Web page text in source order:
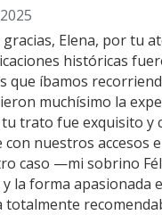
gracias, Elena, por tu
históricas
que íbamos
muchísimo la
tu trato fue exquisito y
con nuestros accesos
caso —mi sobrino
y la forma apasionada
totalmente